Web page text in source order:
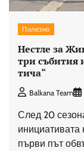
Полезно
Нестле за
три събития
тича“
Balkana Team
След 20
инициативата
първи път